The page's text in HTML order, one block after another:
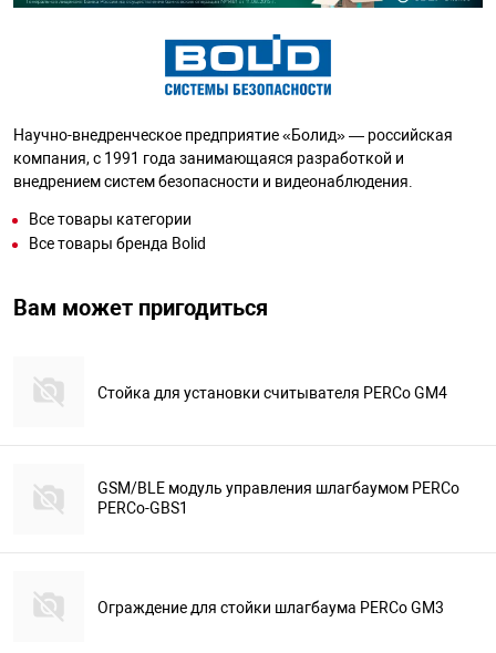
Научно-внедренческое предприятие «Болид» — российская
компания, с 1991 года занимающаяся разработкой и
внедрением систем безопасности и видеонаблюдения.
Все товары категории
Все товары бренда Bolid
Вам может пригодиться
Стойка для установки считывателя PERCo GM4
GSM/BLE модуль управления шлагбаумом PERCo
PERCo-GBS1
Ограждение для стойки шлагбаума PERCo GM3